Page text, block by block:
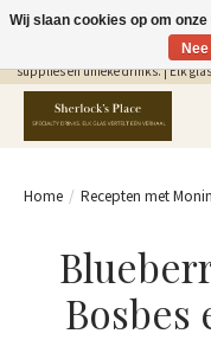
Gratis Verzending in NL vanaf
supplies en unieke drinks. | Elk
Home / Recepten met Monin
Bosbes
Wij slaan cookies op om
Nee